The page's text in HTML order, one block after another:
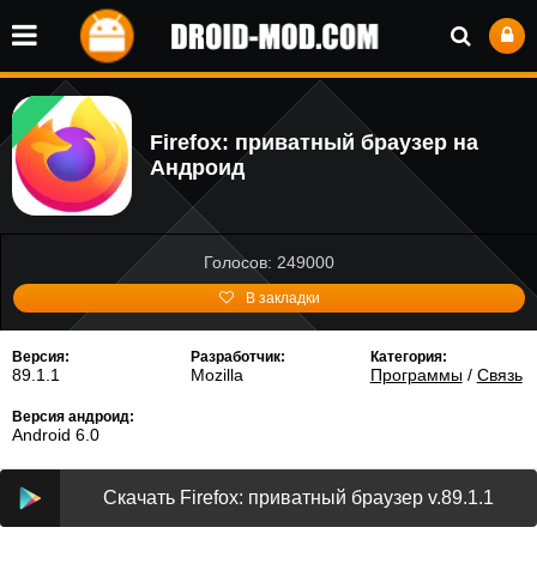
Firefox: приватный браузер на
Андроид
Голосов: 249000
В закладки
Версия:
89.1.1
Разработчик:
Mozilla
Категория:
Программы/ Связь
Версия андроид:
Android 6.0
Скачать Firefox: приватный браузер v.89.1.1